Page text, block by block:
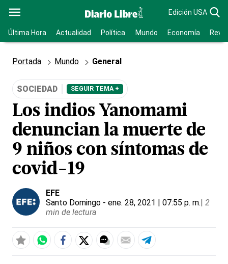
Edición USA
Última Hora Actualidad Política Mundo Economía
Portada Mundo General
SOCIEDAD SEGUIR TEMA +
Los indios Yanomami
denuncian la muerte de
9 niños con síntomas de
covid-19
EFE
Santo Domingo - ene. 28, 2021 | 07:55 p. m.| 2
min de lectura